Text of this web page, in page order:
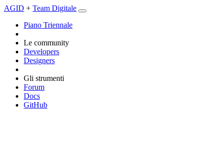
AGID + Team Digitale
Piano Triennale
Le community
Developers
Designers
Gli strumenti
Forum
Docs
GitHub